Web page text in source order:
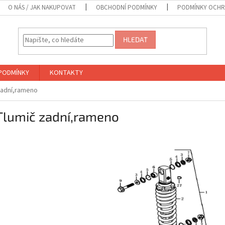
O NÁS / JAK NAKUPOVAT OBCHODNÍ PODMÍNKY PODMÍNKY
HLEDAT
KONTAKTY
zadní,rameno